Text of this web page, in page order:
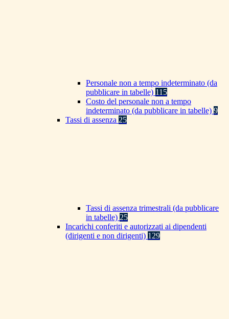
Personale non a tempo indeterminato (da
pubblicare in tabelle) 115
Costo del personale non a tempo
indeterminato (da pubblicare in tabelle) 9
Tassi di assenza 25
Tassi di assenza trimestrali (da pubblicare
in tabelle) 25
Incarichi conferiti e autorizzati ai dipendenti
(dirigenti e non dirigenti) 129